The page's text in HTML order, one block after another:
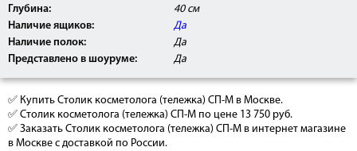
Глубина:
40 см
Наличие ящиков:
Да
Наличие полок:
Да
Представлено в шоуруме:
Да
✅ Купить Столик косметолога (тележка) СП-М в Москве.
✅ Столик косметолога (тележка) СП-М по цене 13 750 руб.
✅ Заказать Столик косметолога (тележка) СП-М в интернет магазине
в Москве с доставкой по России.